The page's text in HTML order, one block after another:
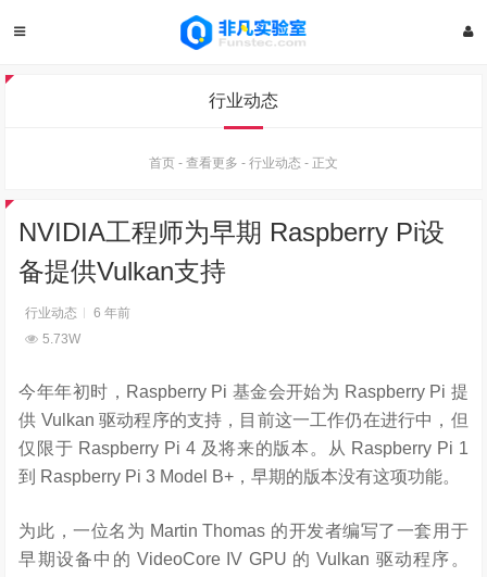
行业动态
首页 - 查看更多 - 行业动态 - 正文
NVIDIA工程师为早期 Raspberry Pi设
备提供Vulkan支持
行业动态
6 年前
5.73W
今年年初时，Raspberry Pi 基金会开始为 Raspberry Pi 提
供 Vulkan 驱动程序的支持，目前这一工作仍在进行中，但
仅限于 Raspberry Pi 4 及将来的版本。从 Raspberry Pi 1
到 Raspberry Pi 3 Model B+，早期的版本没有这项功能。
为此，一位名为 Martin Thomas 的开发者编写了一套用于
早期设备中的 VideoCore IV GPU 的 Vulkan 驱动程序。